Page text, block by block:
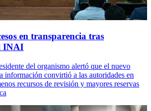
en transparencia tras
INAI
del organismo alertó que el nuevo
información convirtió a las autoridades en
recursos de revisión y mayores reservas